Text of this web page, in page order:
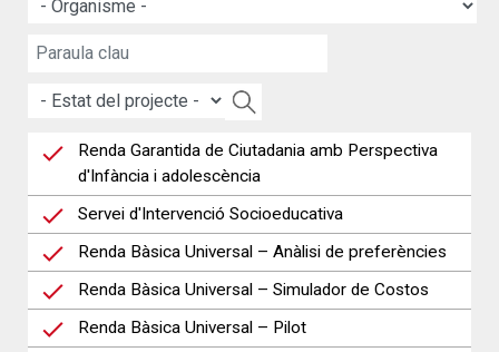
Renda Garantida de Ciutadania amb Perspectiva
d'Infància i adolescència
Servei d'Intervenció Socioeducativa
Renda Bàsica Universal – Anàlisi de preferències
Renda Bàsica Universal – Simulador de Costos
Renda Bàsica Universal – Pilot